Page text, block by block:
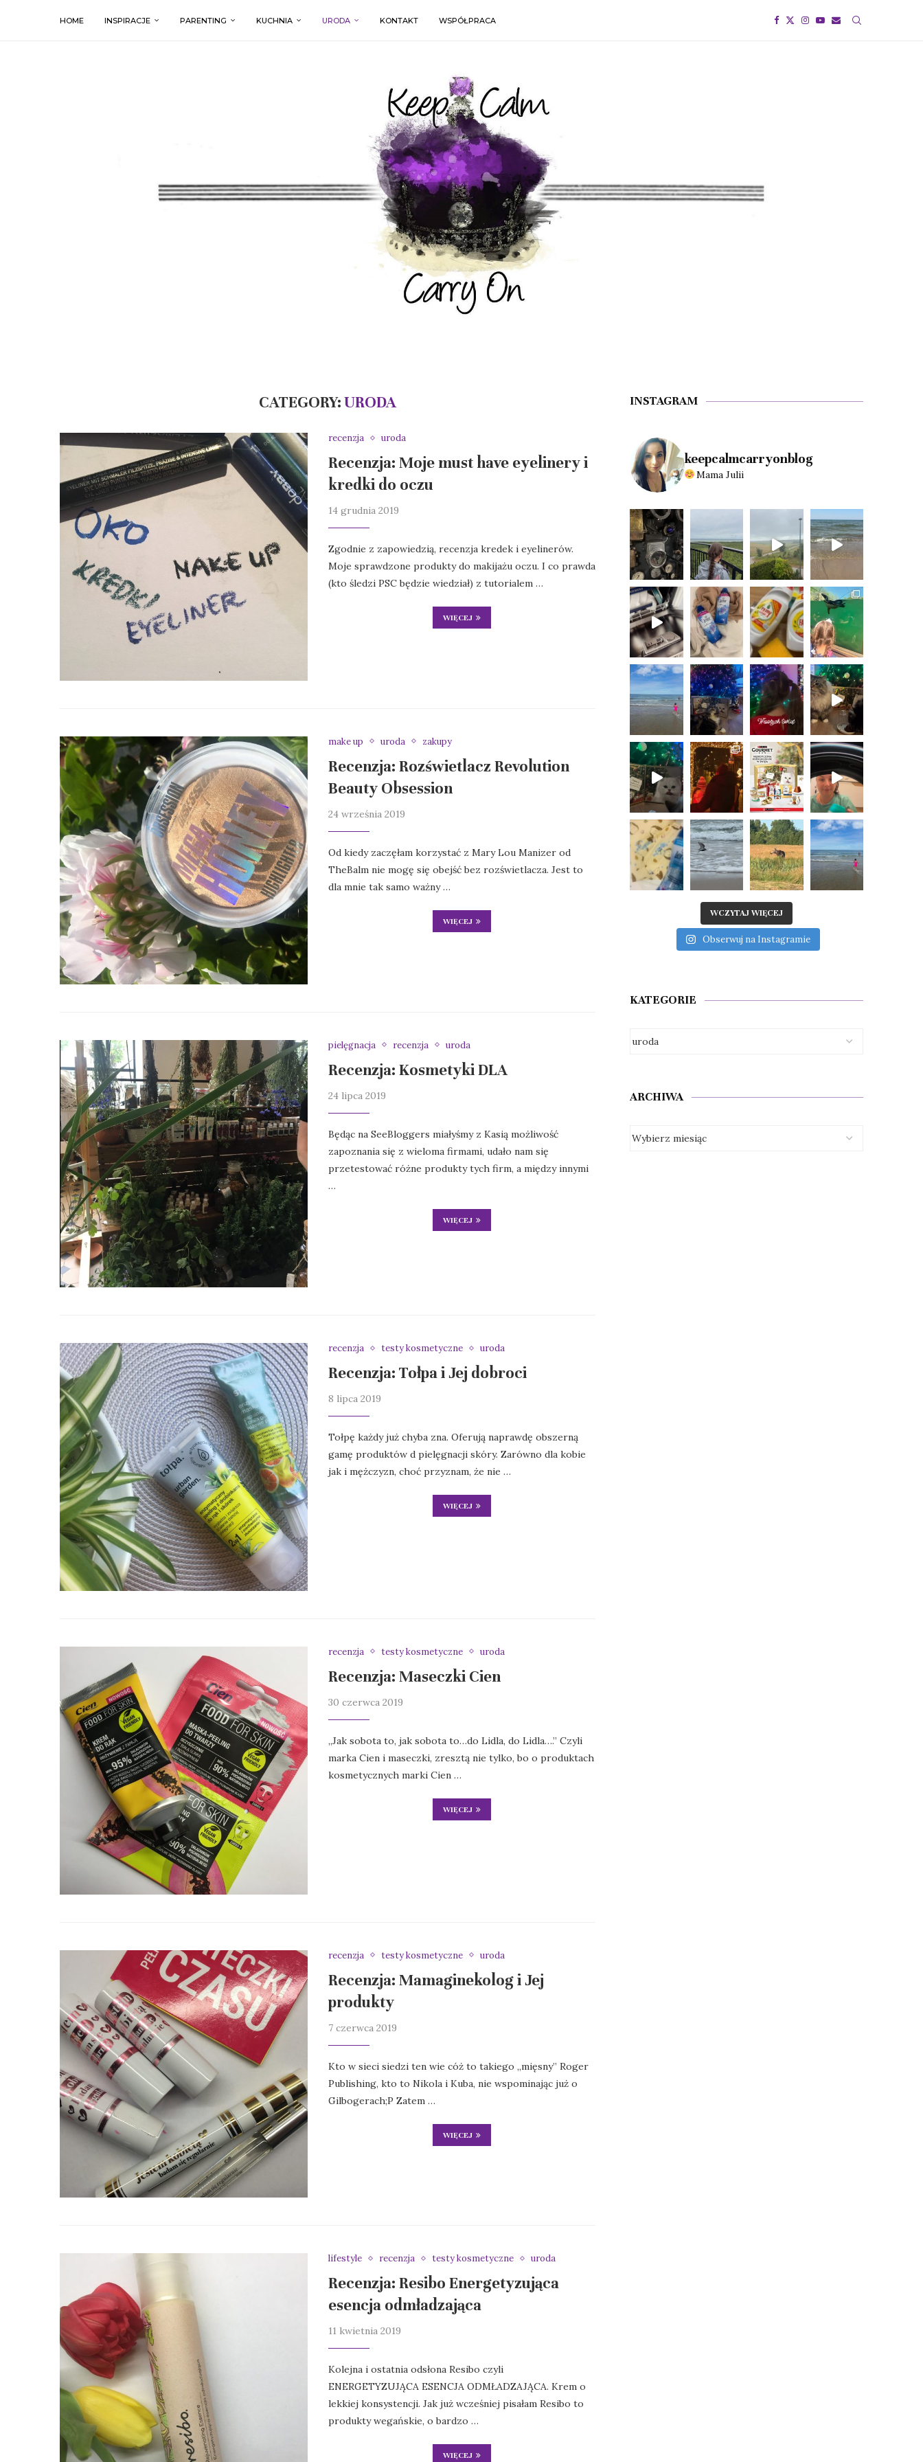
HOME INSPIRACJE PARENTING KUCHNIA URODA KONTAKT WSPÓŁPRACA
CATEGORY:URODA
recenzja uroda
Recenzja: Moje must have eyelinery i
kredki do oczu
14 grudnia 2019
Zgodnie z zapowiedzią, recenzja kredek i eyelinerów.
Moje sprawdzone produkty do makijażu oczu. I co prawda
(kto śledzi PSC będzie wiedział) z tutorialem …
WIĘCEJ
make up uroda zakupy
Recenzja: Rozświetlacz Revolution
Beauty Obsession
24 września 2019
Od kiedy zaczęłam korzystać z Mary Lou Manizer od
TheBalm nie mogę się obejść bez rozświetlacza. Jest to
dla mnie tak samo ważny …
WIĘCEJ
pielęgnacja recenzja uroda
Recenzja: Kosmetyki DLA
24 lipca 2019
Będąc na SeeBloggers miałyśmy z Kasią możliwość
zapoznania się z wieloma firmami, udało nam się
przetestować różne produkty tych firm, a między innymi
…
WIĘCEJ
recenzja testy kosmetyczne uroda
Recenzja: Tołpa i Jej dobroci
8 lipca 2019
Tołpę każdy już chyba zna. Oferują naprawdę obszerną
gamę produktów d pielęgnacji skóry. Zarówno dla kobie
jak i mężczyzn, choć przyznam, że nie …
WIĘCEJ
recenzja testy kosmetyczne uroda
Recenzja: Maseczki Cien
30 czerwca 2019
„Jak sobota to, jak sobota to…do Lidla, do Lidla….” Czyli
marka Cien i maseczki, zresztą nie tylko, bo o produktach
kosmetycznych marki Cien …
WIĘCEJ
recenzja testy kosmetyczne uroda
Recenzja: Mamaginekolog i Jej
produkty
7 czerwca 2019
Kto w sieci siedzi ten wie cóż to takiego „mięsny” Roger
Publishing, kto to Nikola i Kuba, nie wspominając już o
Gilbogerach;P Zatem …
WIĘCEJ
lifestyle recenzja testy kosmetyczne uroda
Recenzja: Resibo Energetyzująca
esencja odmładzająca
11 kwietnia 2019
Kolejna i ostatnia odsłona Resibo czyli
ENERGETYZUJĄCA ESENCJA ODMŁADZAJĄCA. Krem o
lekkiej konsystencji. Jak już wcześniej pisałam Resibo to
produkty wegańskie, o bardzo …
WIĘCEJ
INSTAGRAM
keepcalmcarryonblog
Mama Julii
WCZYTAJ WIĘCEJ
Obserwuj na Instagramie
KATEGORIE
ARCHIWA